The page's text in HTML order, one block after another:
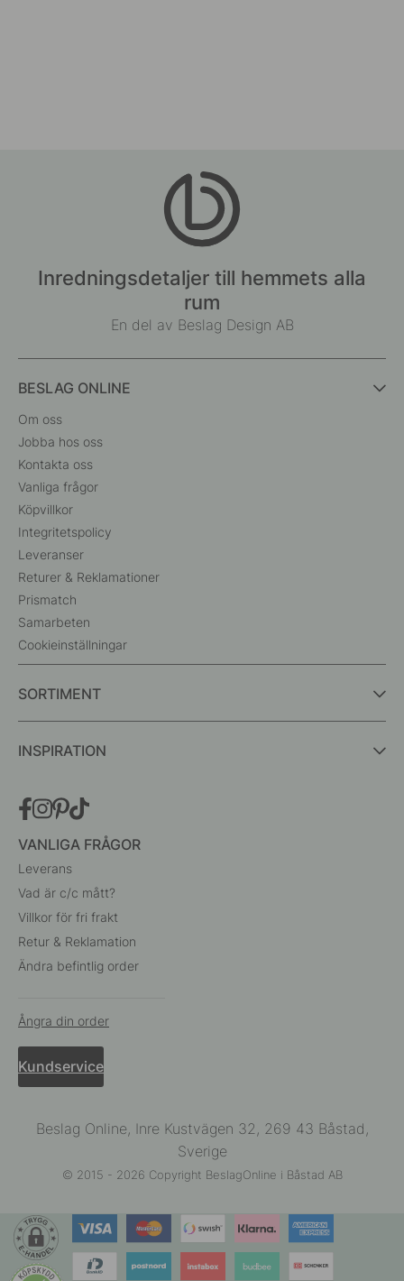
Inredningsdetaljer till hemmets alla
rum
En del av Beslag Design AB
BESLAG ONLINE
Om oss
Jobba hos oss
Kontakta oss
Vanliga frågor
Köpvillkor
Integritetspolicy
Leveranser
Returer & Reklamationer
Prismatch
Samarbeten
Cookieinställningar
SORTIMENT
INSPIRATION
VANLIGA FRÅGOR
Leverans
Vad är c/c mått?
Villkor för fri frakt
Retur & Reklamation
Ändra befintlig order
Ångra din order
Kundservice
Beslag Online, Inre Kustvägen 32, 269 43 Båstad,
Sverige
© 2015 - 2026 Copyright BeslagOnline i Båstad AB